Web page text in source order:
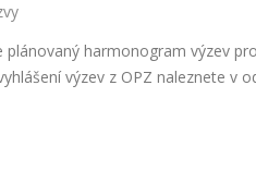
plánovaný harmonogram výzev
výzev z OPZ naleznete v